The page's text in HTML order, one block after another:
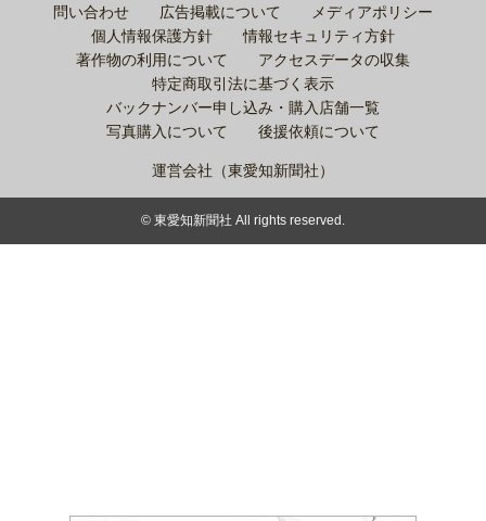
問い合わせ 広告掲載について
メディアポリシー
個人情報保護方針
情報セキュリティ方針
著作物の利用について
アクセスデータの収集
特定商取引法に基づく表示
バックナンバー申し込み・購入店舗一覧
写真購入について
後援依頼について
運営会社（東愛知新聞社）
© 東愛知新聞社 All rights reserved.